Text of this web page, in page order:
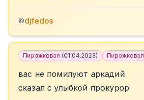
©djfedos
Пирожковая (01.04.2023) Пирожковая
вас не помилуют аркадий
сказал с улыбкой прокурор